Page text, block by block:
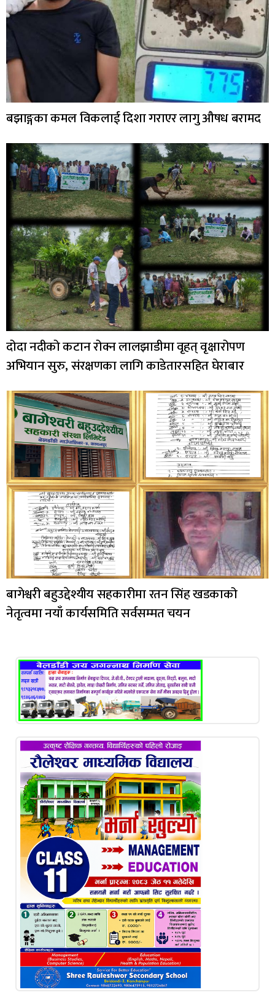
बझाङ्गका कमल विकलाई दिशा गराएर लागु औषध बरामद
दोदा नदीको कटान रोक्न लालझाडीमा वृहत् वृक्षारोपण
अभियान सुरु, संरक्षणका लागि काडेतारसहित घेराबार
बागेश्वरी बहुउद्देश्यीय सहकारीमा रतन सिंह खडकाको
नेतृत्वमा नयाँ कार्यसमिति सर्वसम्मत चयन